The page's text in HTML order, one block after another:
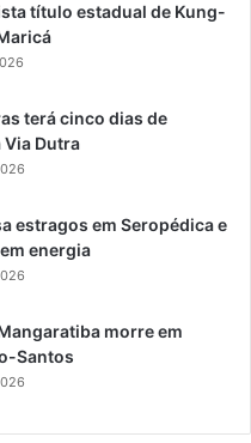
título estadual de Kung-
terá cinco dias de
Dutra
estragos em Seropédica e
energia
morre em
Santos